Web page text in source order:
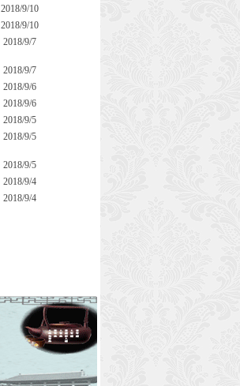
2018/9/10
2018/9/10
2018/9/7
2018/9/7
2018/9/6
2018/9/6
2018/9/5
2018/9/5
2018/9/5
2018/9/4
2018/9/4